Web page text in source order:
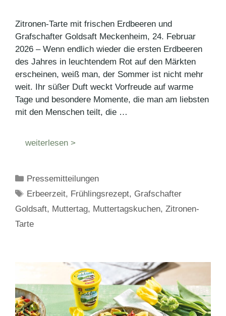
Zitronen-Tarte mit frischen Erdbeeren und
Grafschafter Goldsaft Meckenheim, 24. Februar
2026 – Wenn endlich wieder die ersten Erdbeeren
des Jahres in leuchtendem Rot auf den Märkten
erscheinen, weiß man, der Sommer ist nicht mehr
weit. Ihr süßer Duft weckt Vorfreude auf warme
Tage und besondere Momente, die man am liebsten
mit den Menschen teilt, die …
weiterlesen >
Kategorien
Pressemitteilungen
Schlagwörter
Erbeerzeit, Frühlingsrezept, Grafschafter
Goldsaft, Muttertag, Muttertagskuchen, Zitronen-
Tarte